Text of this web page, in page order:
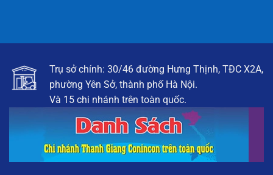
Trụ sở chính: 30/46 đường Hưng Thịnh, TĐC X2A,
phường Yên Sở, thành phố Hà Nội.
Và 15 chi nhánh trên toàn quốc.